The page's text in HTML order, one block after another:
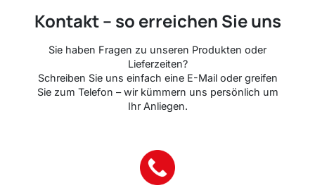
Kontakt – so erreichen Sie uns
Sie haben Fragen zu unseren Produkten oder
Lieferzeiten?
Schreiben Sie uns einfach eine E-Mail oder greifen
Sie zum Telefon – wir kümmern uns persönlich um
Ihr Anliegen.